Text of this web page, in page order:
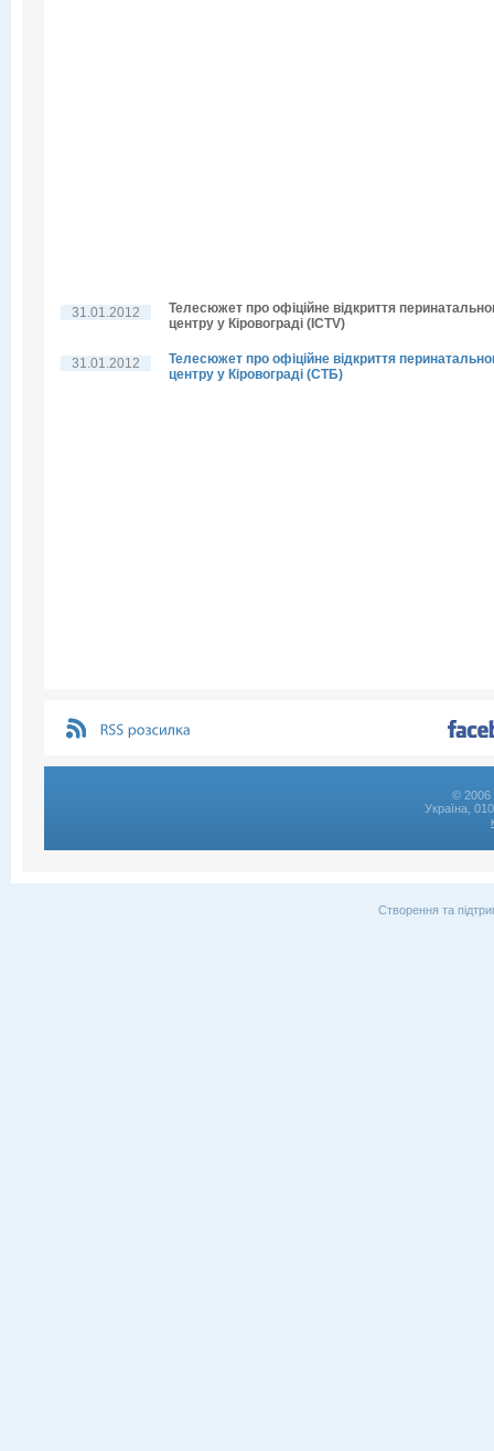
31.01.2012
Телесюжет про офіційне відкриття
центру у Кіровограді (ICTV)
31.01.2012
Телесюжет про офіційне відкриття
центру у Кіровограді (СТБ)
© 2006
Україна,
Створення та